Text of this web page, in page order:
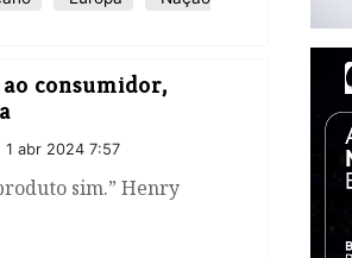
consumidor,
1 abr 2024 7:57
sim.” Henry